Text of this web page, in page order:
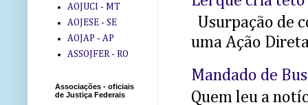
Usurpação de
uma Ação
Mandado de
Quem leu a
AOJUCI - MT
AOJESE - SE
AOJAP - AP
ASSOJFER - RO
Associações - oficiais
de Justiça Federais